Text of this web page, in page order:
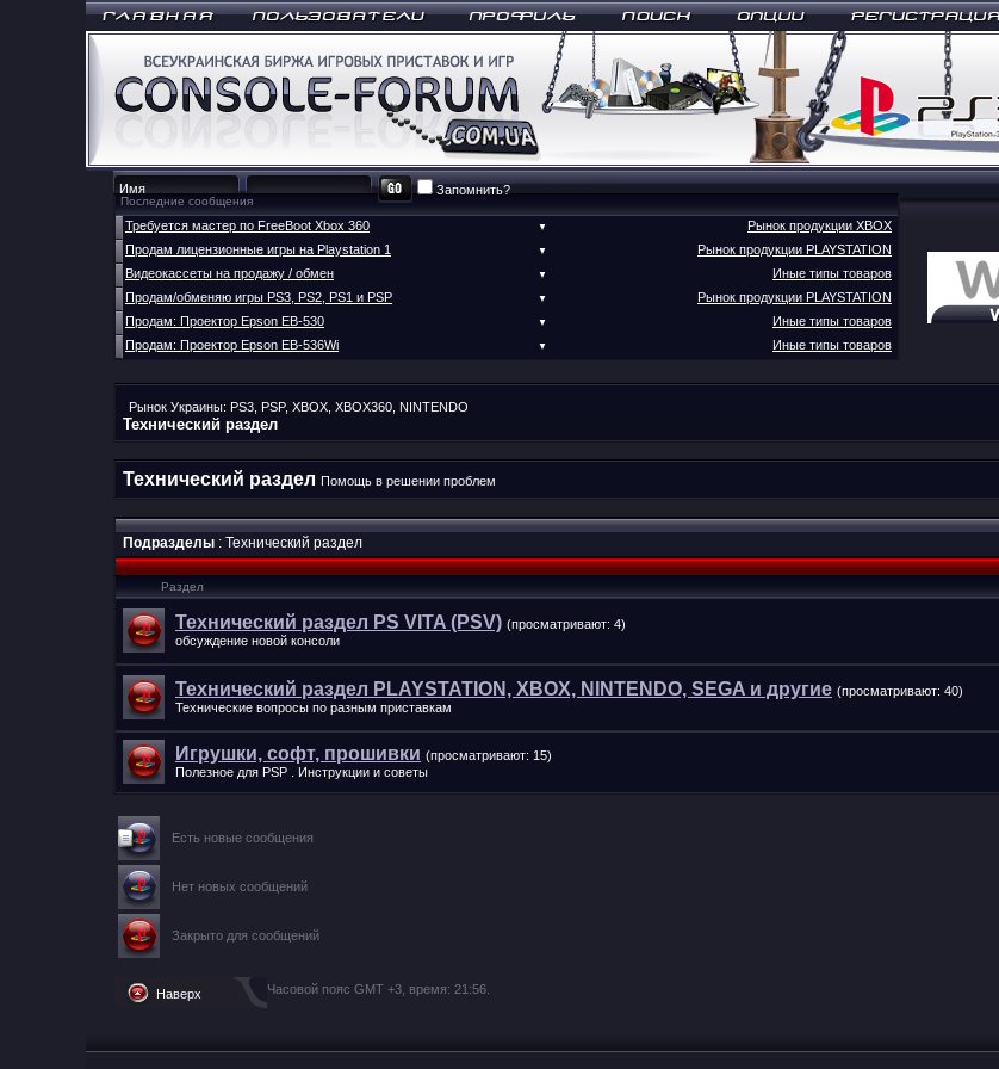
Запомнить?
Последние сообщения
Требуется мастер по FreeBoot Xbox 360 ▼
Рынок продукции XBOX
Продам лицензионные игры на Playstation 1
▼
Рынок продукции PLAYSTATION
Видеокассеты на продажу / обмен
▼
Иные типы товаров
Продам/обменяю игры PS3, PS2, PS1 и PSP
▼
Рынок продукции PLAYSTATION
Продам: Проектор Epson EB-530
▼
Иные типы товаров
Продам: Проектор Epson EB-536Wi
▼ Иные типы товаров
Рынок Украины: PS3, PSP, XBOX, XBOX360, NINTENDO
Технический раздел
Технический раздел Помощь в решении проблем
Подразделы : Технический раздел
Раздел
Технический раздел PS VITA (PSV) (просматривают: 4)
обсуждение новой консоли
Технический раздел PLAYSTATION, XBOX, NINTENDO, SEGA и другие (просматривают: 40)
Технические вопросы по разным приставкам
Игрушки, софт, прошивки (просматривают: 15)
Полезное для PSP . Инструкции и советы
Есть новые сообщения
Нет новых сообщений
Закрыто для сообщений
Наверх Часовой пояс GMT +3, время: 21:56